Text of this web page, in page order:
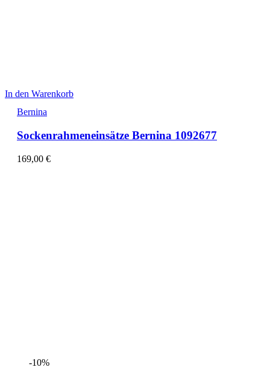
In den Warenkorb
Bernina
Sockenrahmeneinsätze Bernina 1092677
169,00 €
-10%